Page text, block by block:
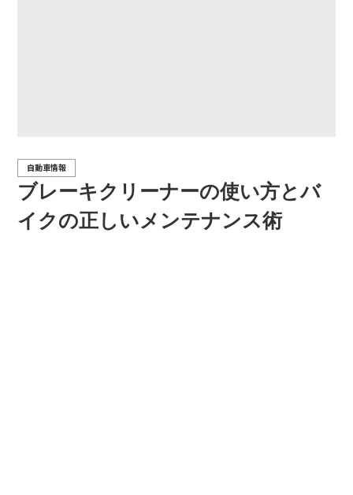
ブレーキクリーナーの使い方とバ
イクの正しいメンテナンス術
自動車情報